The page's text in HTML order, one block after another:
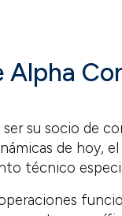
Alpha
ser su socio de
de hoy,
técnico